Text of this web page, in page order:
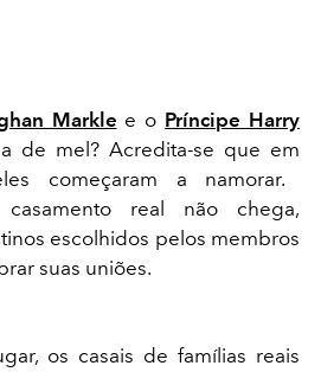
Markle e o Príncipe Harry
de mel? Acredita-se que em
começaram a namorar.
real não chega,
escolhidos pelos membros
suas uniões.
os casais de famílias reais